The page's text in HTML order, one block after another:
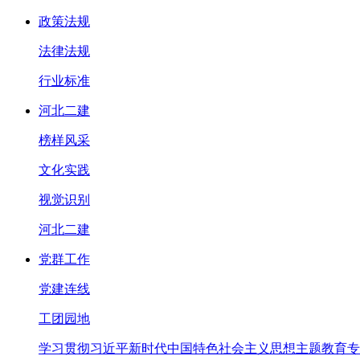
政策法规
法律法规
行业标准
河北二建
榜样风采
文化实践
视觉识别
河北二建
党群工作
党建连线
工团园地
学习贯彻习近平新时代中国特色社会主义思想主题教育